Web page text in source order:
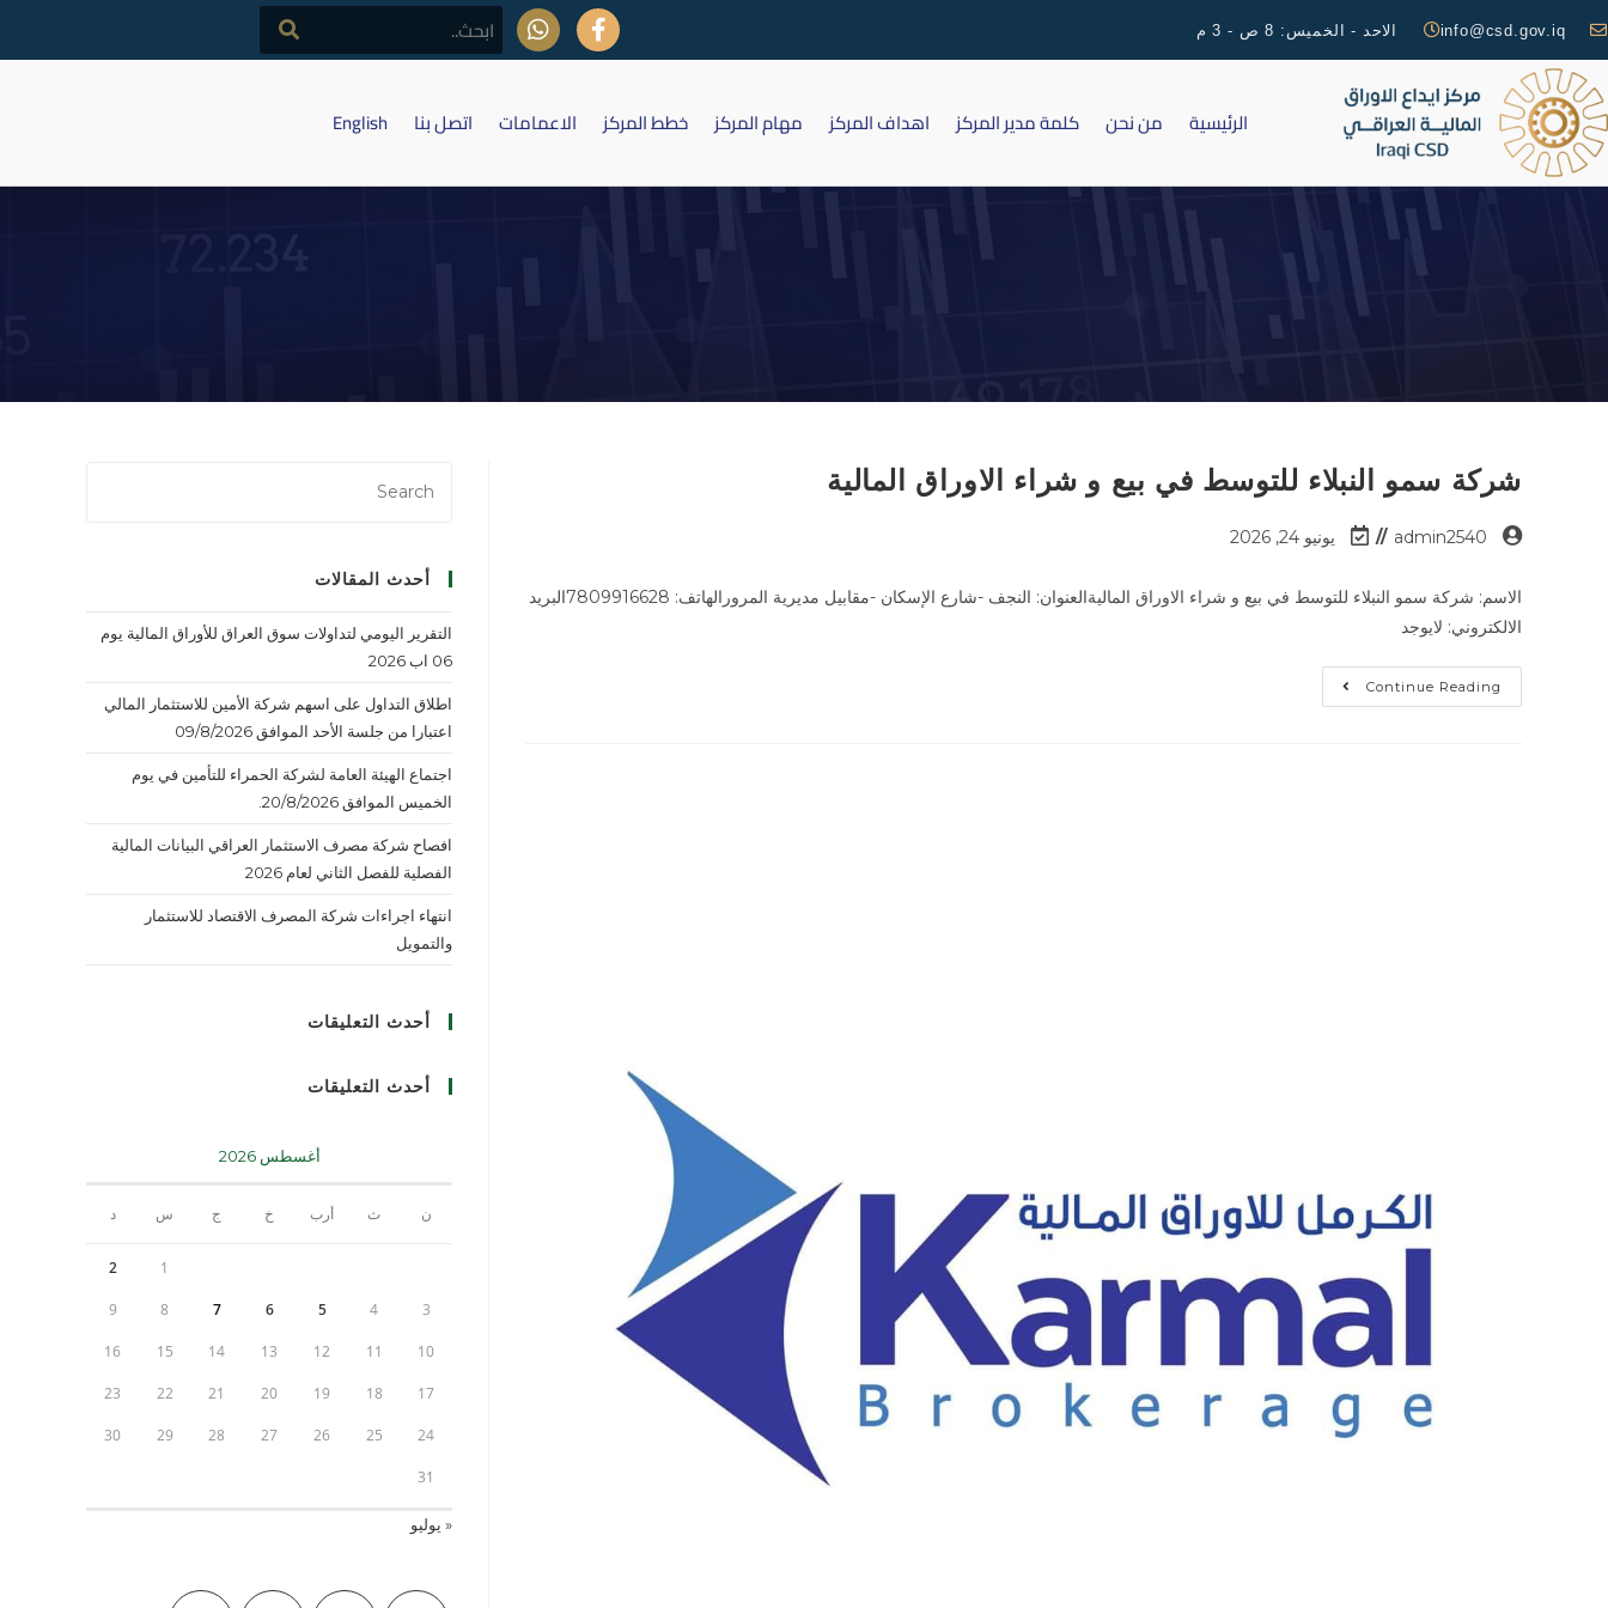
info@csd.gov.iq الاحد - الخميس: 8 ص - 3 م
الرئيسية من نحن كلمة مدير المركز اهداف المركز مهام المركز خطط المركز الاعمامات اتصل بنا English
شركة سمو النبلاء للتوسط في بيع و شراء الاوراق المالية
admin2540 يونيو 24, 2026
الاسم: شركة سمو النبلاء للتوسط في بيع و شراء الاوراق الماليةالعنوان: النجف -شارع الإسكان -مقابيل مديرية المرورالهاتف: 7809916628البريد
الالكتروني: لايوجد
Continue Reading
أحدث المقالات
التقرير اليومي لتداولات سوق العراق للأوراق المالية يوم
06 اب 2026
اطلاق التداول على اسهم شركة الأمين للاستثمار المالي
اعتبارا من جلسة الأحد الموافق 09/8/2026
اجتماع الهيئة العامة لشركة الحمراء للتأمين في يوم
الخميس الموافق 20/8/2026.
افصاح شركة مصرف الاستثمار العراقي البيانات المالية
الفصلية للفصل الثاني لعام 2026
انتهاء اجراءات شركة المصرف الاقتصاد للاستثمار
والتمويل
أحدث التعليقات
أحدث التعليقات
أغسطس 2026
ن ث أرب خ ج س د
1
2
3
4
5
6
7
8
9
10
11
12
13
14
15
16
17
18
19
20
21
22
23
24
25
26
27
28
29
30
31
« يوليو